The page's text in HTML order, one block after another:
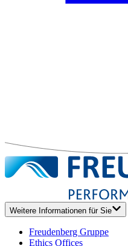
Weitere Informationen für Sie
Freudenberg Gruppe
Ethics Offices